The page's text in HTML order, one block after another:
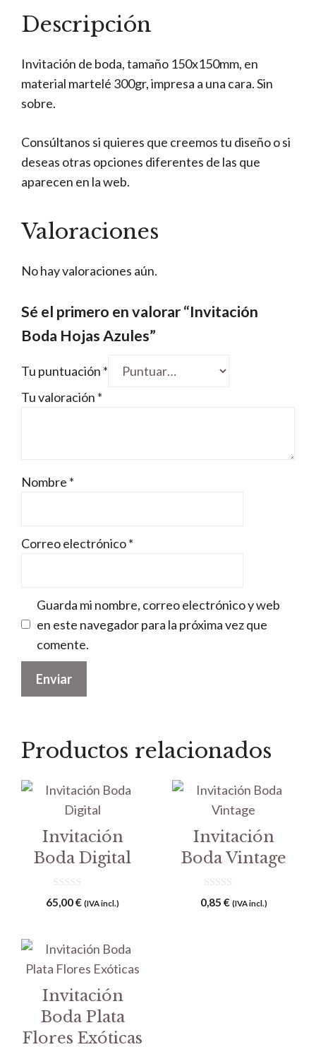
Descripción
Invitación de boda, tamaño 150x150mm, en
material martelé 300gr, impresa a una cara. Sin
sobre.
Consúltanos si quieres que creemos tu diseño o si
deseas otras opciones diferentes de las que
aparecen en la web.
Valoraciones
No hay valoraciones aún.
Sé el primero en valorar “Invitación
Boda Hojas Azules”
Tu puntuación *
Tu valoración *
Nombre *
Correo electrónico*
Guarda mi nombre, correo electrónico y web
en este navegador para la próxima vez que
comente.
Productos relacionados
Invitación
Boda Digital
0
d
65,00€ (IVA incl.)
Invitación
Boda Vintage
0
d
0,85 € (IVA incl.)
Invitación
Boda Plata
Flores Exóticas